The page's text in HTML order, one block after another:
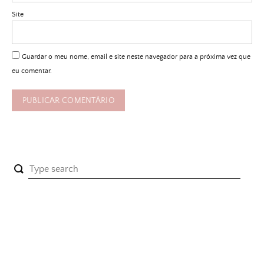
Site
Guardar o meu nome, email e site neste navegador para a próxima vez que
eu comentar.